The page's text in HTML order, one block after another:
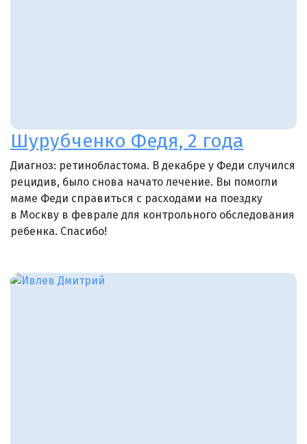
Шурубченко Федя, 2 года
Диагноз: ретинобластома. В декабре у Феди случился
рецидив, было снова начато лечение. Вы помогли
маме Феди справиться с расходами на поездку
в Москву в феврале для контрольного обследования
ребенка. Спасибо!